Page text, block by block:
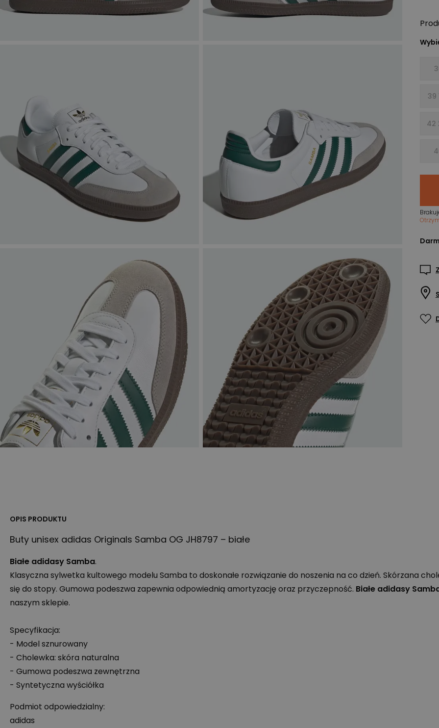
39
42
OPIS PRODUKTU
Buty unisex adidas Originals Samba OG JH8797 – białe
Białe adidasy Samba.
Klasyczna sylwetka kultowego modelu Samba to doskonałe rozwiązanie do noszenia na co dzień. Skórzana
się do stopy. Gumowa podeszwa zapewnia odpowiednią amortyzację oraz przyczepność. Białe adidasy
naszym sklepie.
Specyfikacja:
- Model sznurowany
- Cholewka: skóra naturalna
- Gumowa podeszwa zewnętrzna
- Syntetyczna wyściółka
Podmiot odpowiedzialny:
adidas